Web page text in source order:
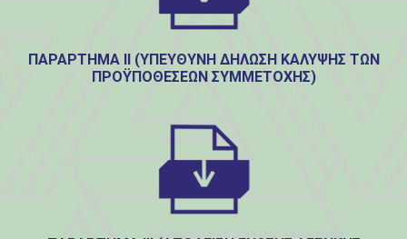
ΠΑΡΑΡΤΗΜΑ ΙΙ (ΥΠΕΎΘΥΝΗ ΔΉΛΩΣΗ ΚΆΛΥΨΗΣ ΤΩΝ
ΠΡΟΫΠΟΘΈΣΕΩΝ ΣΥΜΜΕΤΟΧΉΣ)